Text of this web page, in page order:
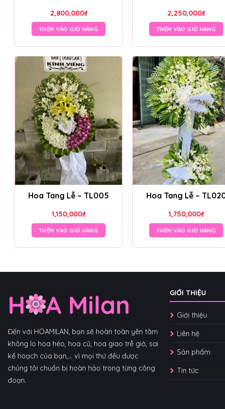
2,800,000₫
THÊM VÀO GIỎ HÀNG
2,250,000₫
THÊM VÀO GIỎ HÀNG
Hoa Tang Lễ – TL005
1,150,000₫
THÊM VÀO GIỎ HÀNG
Hoa Tang Lễ –
1,750,000₫
THÊM VÀO GIỎ HÀNG
Đến với HOAMILAN, bạn sẽ hoàn toàn yên tâm
không lo hoa héo, hoa cũ, hoa giao trễ giờ, sai
kế hoạch của bạn,... vì mọi thứ đều được
chúng tôi chuẩn bị hoàn hảo trong từng công
đoạn.
GIỚI THIỆU
Giới thiệu
Liên hệ
Sản phẩm
Tin tức